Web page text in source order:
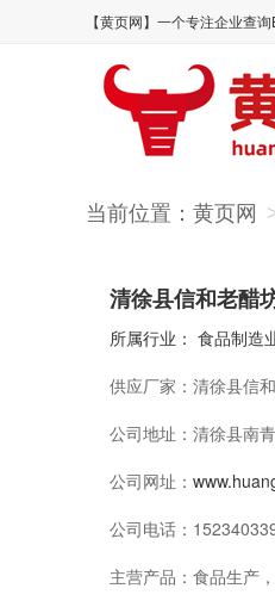
【黄页网】一个专注企业查
当前位置： 黄页网
清徐县信和老醋
所属行业： 食品制造
供应厂家： 清徐县信
公司地址： 清徐县南
公司网址：
公司电话：
主营产品： 食品生产